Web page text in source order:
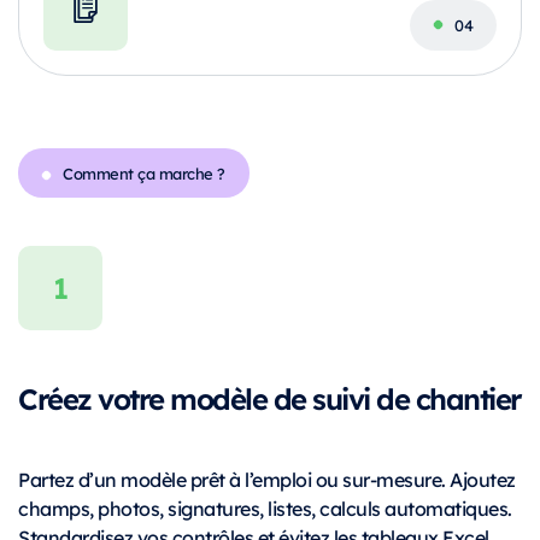
Comment ça marche ?
Créez votre modèle de suivi de chantier
Partez d’un modèle prêt à l’emploi ou sur-mesure. Ajoutez
champs, photos, signatures, listes, calculs automatiques.